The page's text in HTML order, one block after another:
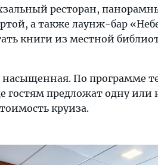
ресторан,
а также лаунж-бар
книги из местной
По программе
гостям предложат одну или
круиза.